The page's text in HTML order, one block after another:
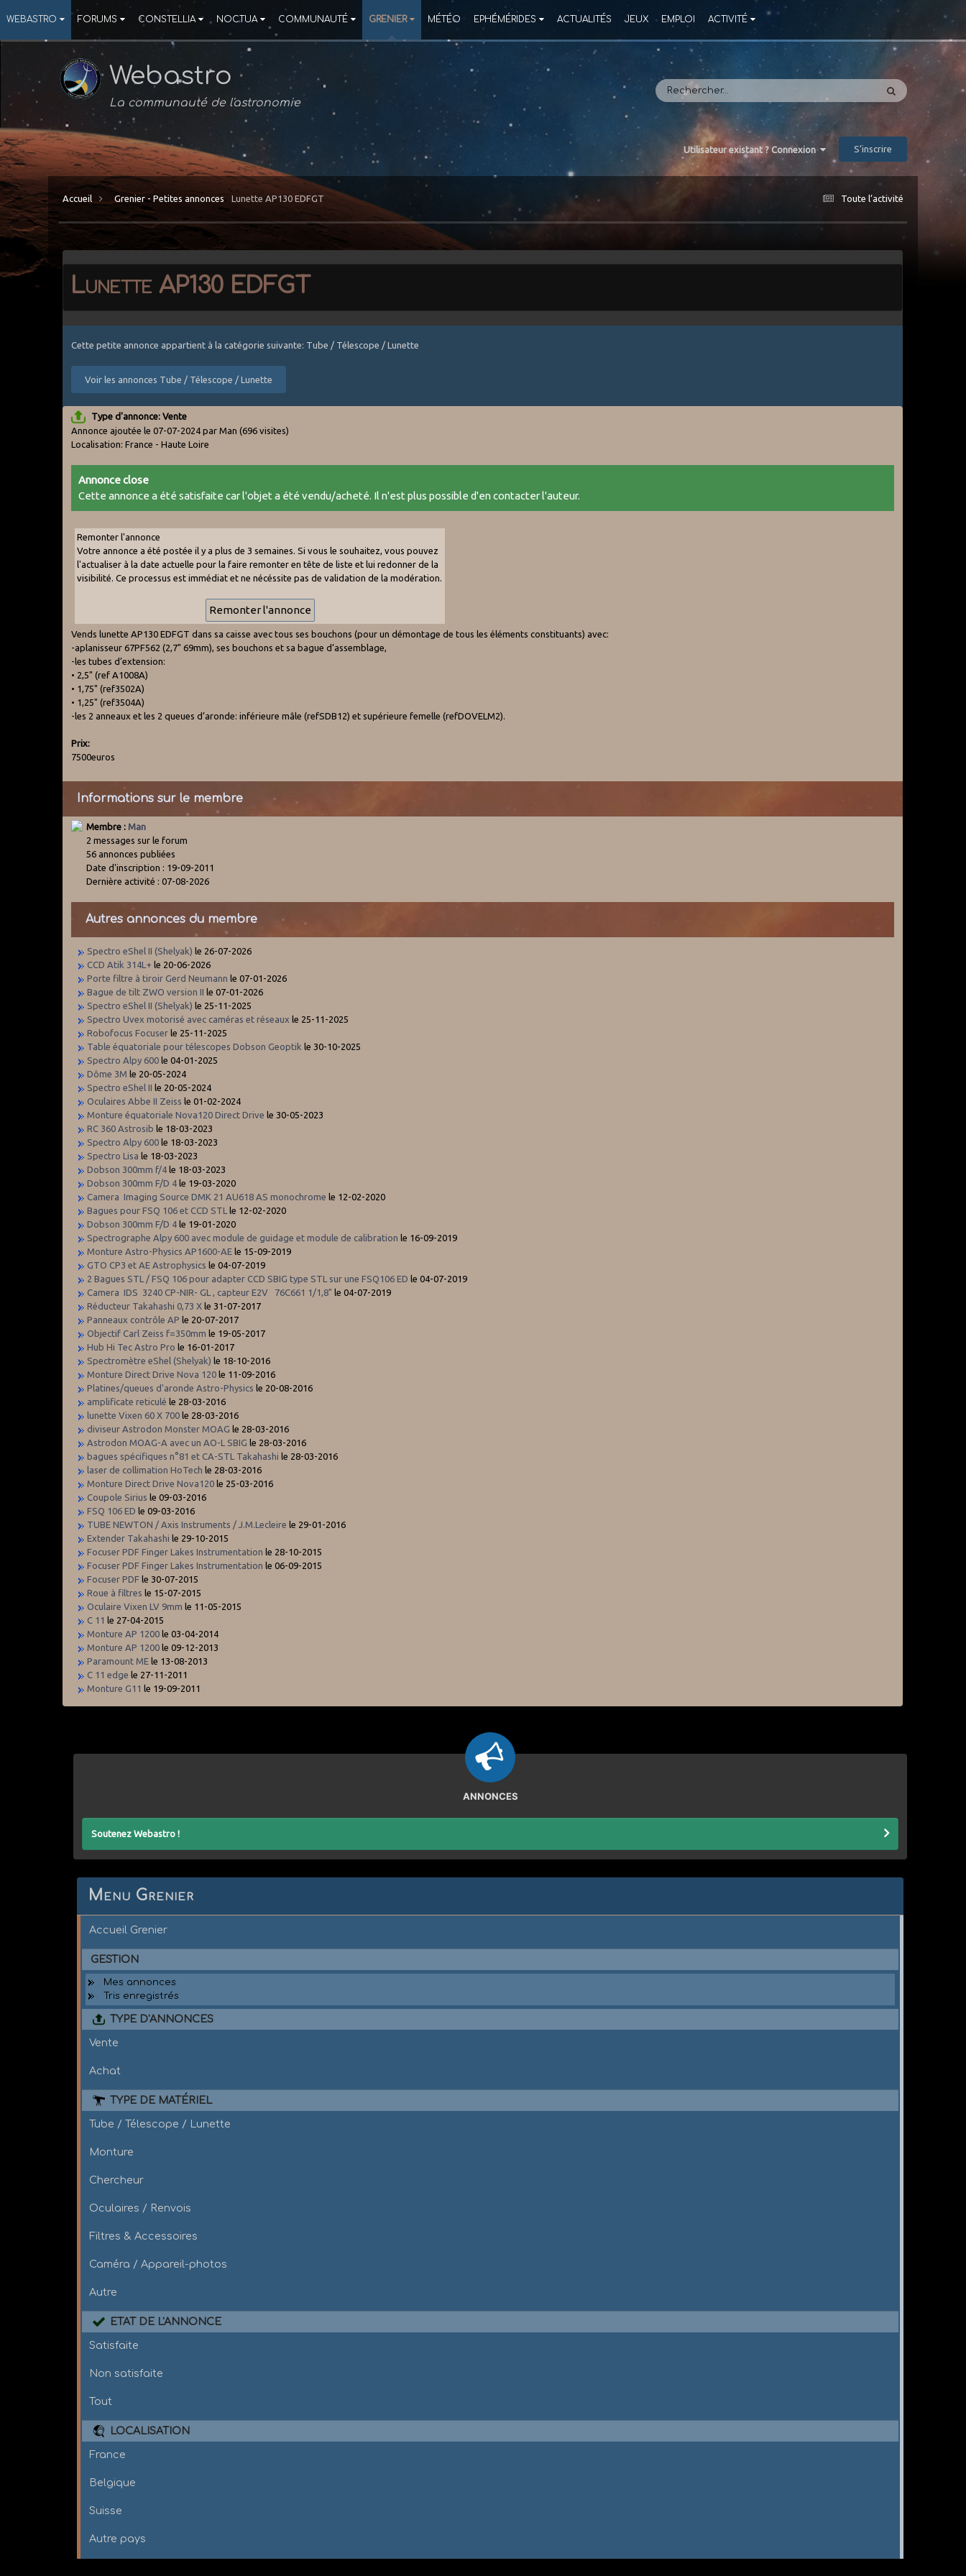
WEBASTRO FORUMS CONSTELLIA NOCTUA COMMUNAUTÉ GRENIER MÉTÉO EPHÉMÉRIDES ACTUALITÉS JEUX EMPLOI ACTIVITÉ
Webastro
La communauté de l'astronomie
Utilisateur existant ? Connexion S’inscrire
Toute l’activité
Accueil Grenier - Petites annonces Lunette AP130 EDFGT
Lunette AP130 EDFGT
Cette petite annonce appartient à la catégorie suivante: Tube / Télescope / Lunette
Voir les annonces Tube / Télescope / Lunette
Type d'annonce: Vente
Annonce ajoutée le 07-07-2024 par Man(696 visites)
Localisation: France - Haute Loire
Annonce close
Cette annonce a été satisfaite car l'objet a été vendu/acheté. Il n'est plus possible d'en contacter l'auteur.
Remonter l'annonce
Votre annonce a été postée il y a plus de 3 semaines. Si vous le souhaitez, vous pouvez
l'actualiser à la date actuelle pour la faire remonter en tête de liste et lui redonner de la
visibilité. Ce processus est immédiat et ne nécéssite pas de validation de la modération.
Vends lunette AP130 EDFGT dans sa caisse avec tous ses bouchons (pour un démontage de tous les éléments constituants) avec:
-aplanisseur 67PF562 (2,7" 69mm), ses bouchons et sa bague d’assemblage,
-les tubes d’extension:
• 2,5" (ref A1008A)
• 1,75" (ref3502A)
• 1,25" (ref3504A)
-les 2 anneaux et les 2 queues d’aronde: inférieure mâle (refSDB12) et supérieure femelle (refDOVELM2).
Prix:
7500euros
Informations sur le membre
Membre :Man
2 messages sur le forum
56 annonces publiées
Date d'inscription : 19-09-2011
Dernière activité : 07-08-2026
Autres annonces du membre
Spectro eShel II (Shelyak) le 26-07-2026
CCD Atik 314L+ le 20-06-2026
Porte filtre à tiroir Gerd Neumann le 07-01-2026
Bague de tilt ZWO version II le 07-01-2026
Spectro eShel II (Shelyak) le 25-11-2025
Spectro Uvex motorisé avec caméras et réseaux le 25-11-2025
Robofocus Focuser le 25-11-2025
Table équatoriale pour télescopes Dobson Geoptik le 30-10-2025
Spectro Alpy 600 le 04-01-2025
Dôme 3M le 20-05-2024
Spectro eShel II le 20-05-2024
Oculaires Abbe II Zeiss le 01-02-2024
Monture équatoriale Nova120 Direct Drive le 30-05-2023
RC 360 Astrosib le 18-03-2023
Spectro Alpy 600 le 18-03-2023
Spectro Lisa le 18-03-2023
Dobson 300mm f/4 le 18-03-2023
Dobson 300mm F/D 4 le 19-03-2020
Camera Imaging Source DMK 21 AU618 AS monochrome le 12-02-2020
Bagues pour FSQ 106 et CCD STL
le 12-02-2020
Dobson 300mm F/D 4 le 19-01-2020
Spectrographe Alpy 600 avec module de guidage et module de calibration le 16-09-2019
Monture Astro-Physics AP1600-AE le 15-09-2019
GTO CP3 et AE Astrophysics le 04-07-2019
2 Bagues STL / FSQ 106 pour adapter CCD SBIG type STL sur une FSQ106 ED le 04-07-2019
Camera IDS 3240 CP-NIR- GL , capteur E2V 76C661 1/1,8" le 04-07-2019
Réducteur Takahashi 0,73 X le 31-07-2017
Panneaux contrôle AP le 20-07-2017
Objectif Carl Zeiss f=350mm le 19-05-2017
Hub Hi Tec Astro Pro le 16-01-2017
Spectromètre eShel (Shelyak) le 18-10-2016
Monture Direct Drive Nova 120 le 11-09-2016
Platines/queues d'aronde Astro-Physics le 20-08-2016
amplificate reticulé le 28-03-2016
lunette Vixen 60 X 700 le 28-03-2016
diviseur Astrodon Monster MOAG le 28-03-2016
Astrodon MOAG-A avec un AO-L SBIG le 28-03-2016
bagues spécifiques n°81 et CA-STL Takahashi le 28-03-2016
laser de collimation HoTech le 28-03-2016
Monture Direct Drive Nova120 le 25-03-2016
Coupole Sirius le 09-03-2016
FSQ 106 ED le 09-03-2016
TUBE NEWTON / Axis Instruments / J.M.Lecleire le 29-01-2016
Extender Takahashi le 29-10-2015
Focuser PDF Finger Lakes Instrumentation le 28-10-2015
Focuser PDF Finger Lakes Instrumentation le 06-09-2015
Focuser PDF le 30-07-2015
Roue à filtres le 15-07-2015
Oculaire Vixen LV 9mm le 11-05-2015
C 11 le 27-04-2015
Monture AP 1200 le 03-04-2014
Monture AP 1200 le 09-12-2013
Paramount ME le 13-08-2013
C 11 edge le 27-11-2011
Monture G11 le 19-09-2011
ANNONCES
Soutenez Webastro !
Menu Grenier
Accueil Grenier
GESTION
Mes annonces
Tris enregistrés
TYPE D'ANNONCES
Vente
Achat
TYPE DE MATÉRIEL
Tube / Télescope / Lunette
Monture
Chercheur
Oculaires / Renvois
Filtres & Accessoires
Caméra / Appareil-photos
Autre
ETAT DE L'ANNONCE
Satisfaite
Non satisfaite
Tout
LOCALISATION
France
Belgique
Suisse
Autre pays